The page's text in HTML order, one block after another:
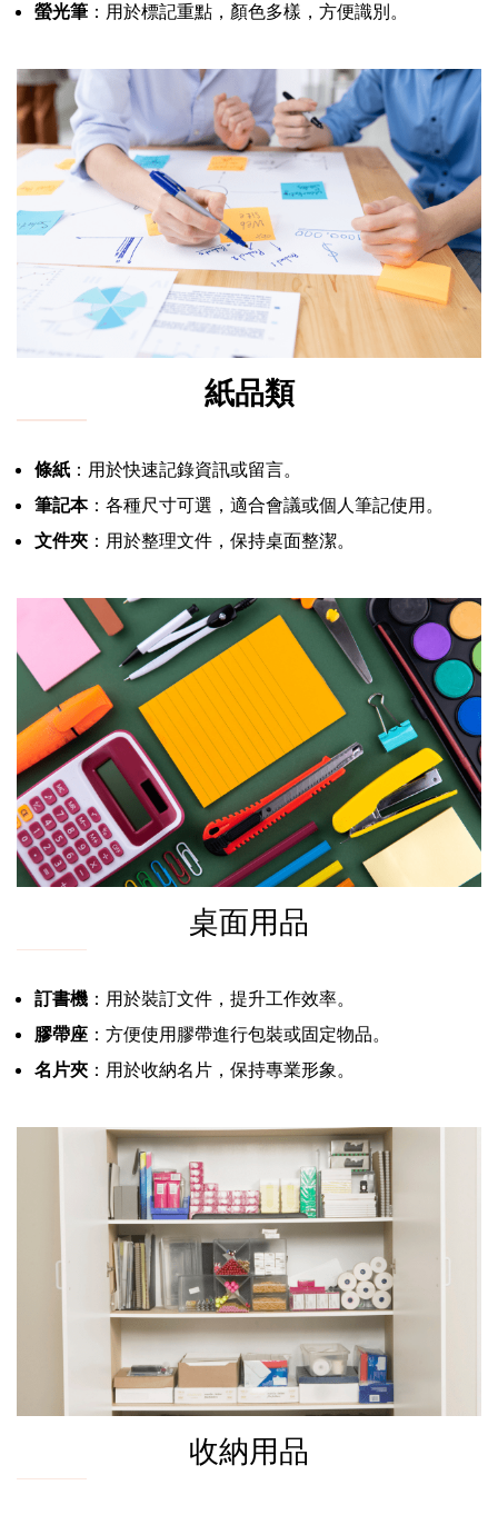
螢光筆 ：用於標記重點，顏色多樣，方便識別。
紙品類
條紙 ：用於快速記錄資訊或留言。
筆記本：各種尺寸可選，適合會議或個人筆記使用。
文件夾 ：用於整理文件，保持桌面整潔。
桌面用品
訂書機 ：用於裝訂文件，提升工作效率。
膠帶座 ：方便使用膠帶進行包裝或固定物品。
名片夾 ：用於收納名片，保持專業形象。
收納用品